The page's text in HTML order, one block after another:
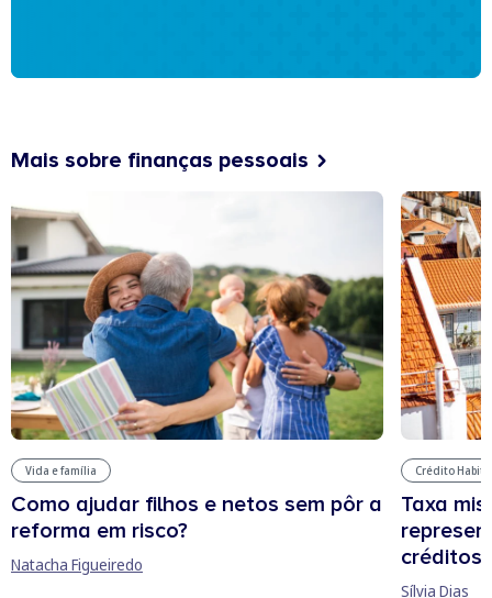
Mais sobre finanças pessoais
Vida e família
Como ajudar filhos e netos sem pôr a
reforma em risco?
Natacha Figueiredo
Crédito
Taxa
créditos
Sílvia Dias